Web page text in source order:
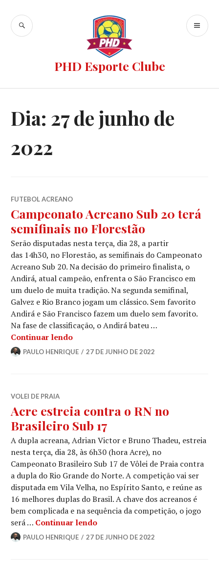
PHD Esporte Clube
Dia: 27 de junho de
2022
FUTEBOL ACREANO
Campeonato Acreano Sub 20 terá
semifinais no Florestão
Serão disputadas nesta terça, dia 28, a partir
das 14h30, no Florestão, as semifinais do Campeonato
Acreano Sub 20. Na decisão do primeiro finalista, o
Andirá, atual campeão, enfrenta o São Francisco em
um duelo de muita tradição. Na segunda semifinal,
Galvez e Rio Branco jogam um clássico. Sem favorito
Andirá e São Francisco fazem um duelo sem favorito.
Na fase de classificação, o Andirá bateu …
Continuar lendo
PAULO HENRIQUE 27 DE JUNHO DE 2022
VOLEI DE PRAIA
Acre estreia contra o RN no
Brasileiro Sub 17
A dupla acreana, Adrian Victor e Bruno Thadeu, estreia
nesta terça, dia 28, às 6h30 (hora Acre), no
Campeonato Brasileiro Sub 17 de Vôlei de Praia contra
a dupla do Rio Grande do Norte. A competição vai ser
disputada em Vila Velha, no Espírito Santo, e reúne as
16 melhores duplas do Brasil. A chave dos acreanos é
bem complicada e na sequência da competição, o jogo
será … Continuar lendo
PAULO HENRIQUE 27 DE JUNHO DE 2022